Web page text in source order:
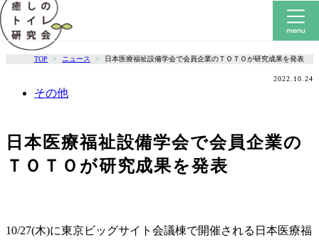
TOP ニュース 日本医療福祉設備学会で会員企業のＴＯＴＯが研究成果を発表
日本医療福祉設備学会で会員企業の
ＴＯＴＯが研究成果を発表
その他
2022.10.24
10/27(木)に東京ビッグサイト会議棟で開催される日本医療福